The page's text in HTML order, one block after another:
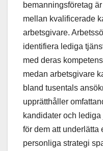
bemanningsföretag
mellan kvalificerade
arbetsgivare.
identifiera lediga
med deras
medan arbetsgivare
bland tusentals
upprätthåller
kandidater och
för dem att underlätta
personliga strategi